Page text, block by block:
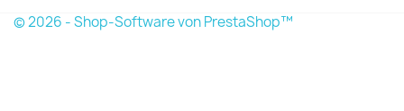
© 2026 - Shop-Software von PrestaShop™